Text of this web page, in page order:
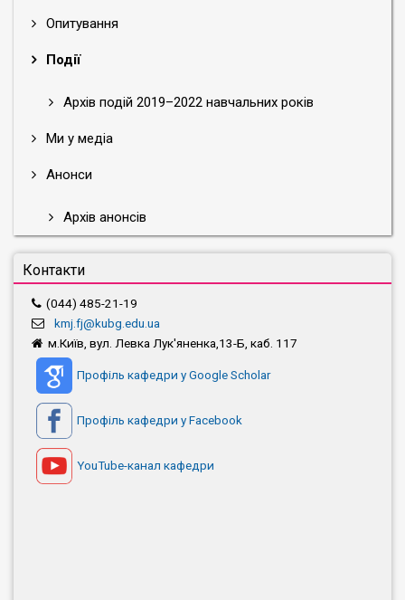
Опитування
Події
Архів подій 2019–2022 навчальних років
Ми у медіа
Анонси
Архів анонсів
Контакти
(044) 485-21-19
kmj.fj@kubg.edu.ua
м.Київ, вул. Левка Лук'яненка,13-Б, каб. 117
Профіль кафедри у Google Scholar
Профіль кафедри у Facebook
YouTube-канал кафедри